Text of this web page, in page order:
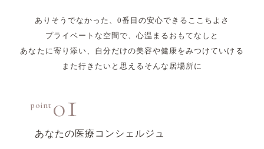
ありそうでなかった、0番目の安心できるここちよさ
プライベートな空間で、心温まるおもてなしと
あなたに寄り添い、自分だけの美容や健康をみつけていける
また行きたいと思えるそんな居場所に
point 01
あなたの医療コンシェルジュ